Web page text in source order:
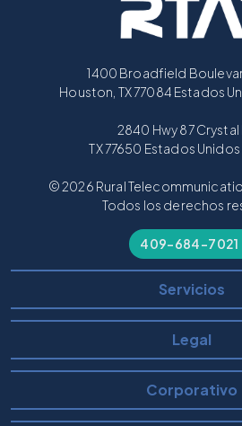
1400 Broadfield
Houston, TX 77084 Estados
2840 Hwy 87
TX 77650 Estados
© 2026 Rural
Todos los derechos
409-684-7021
Servicios
Legal
Corporativo